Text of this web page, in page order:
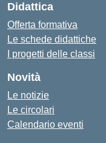
Didattica
Offerta formativa
Le schede didattiche
I progetti delle classi
Novità
Le notizie
Le circolari
Calendario eventi